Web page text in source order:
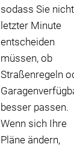
sodass Sie
letzter Minute
entscheiden
müssen, ob
Straßenregeln
besser passen.
Wenn sich Ihre
Pläne ändern,